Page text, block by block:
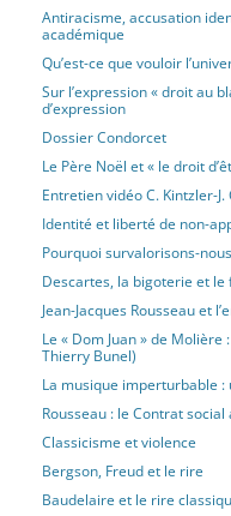
Antiracisme, accusation
académique
Qu’est-ce que vouloir
Sur l’expression « droit au
d’expression
Dossier Condorcet
Le Père Noël et « le droit
Entretien vidéo C. Kintzler-
Identité et liberté de non-
Pourquoi survalorisons-
Descartes, la bigoterie et le
Jean-Jacques Rousseau et
Le « Dom Juan » de
Thierry Bunel)
La musique imperturbable
Rousseau : le Contrat
Classicisme et violence
Bergson, Freud et le rire
Baudelaire et le rire